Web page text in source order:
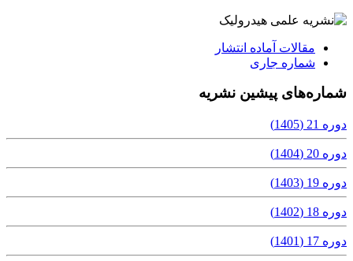
مقالات آماده انتشار
شماره جاری
شماره‌های پیشین نشریه
دوره 21 (1405)
دوره 20 (1404)
دوره 19 (1403)
دوره 18 (1402)
دوره 17 (1401)